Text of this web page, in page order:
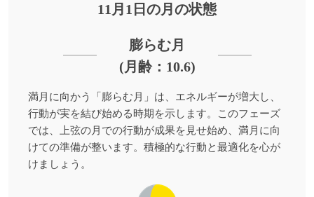
11月1日の月の状態
膨らむ月
(月齢：10.6)
満月に向かう「膨らむ月」は、エネルギーが増大し、
行動が実を結び始める時期を示します。このフェーズ
では、上弦の月での行動が成果を見せ始め、満月に向
けての準備が整います。積極的な行動と最適化を心が
けましょう。